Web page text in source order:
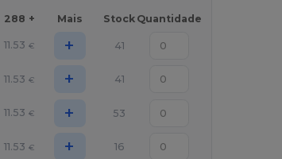
288 + Mais Stock Quantidade
11.53 € + 41
11.53 € + 41
11.53 € + 53
11.53 € + 16